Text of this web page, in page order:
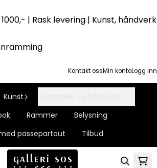
| Rask levering | Kunst, håndverk
Kontakt ossMin kontoLogg inn
Kunst
Rammer
Belysning
passepartout
Tilbud